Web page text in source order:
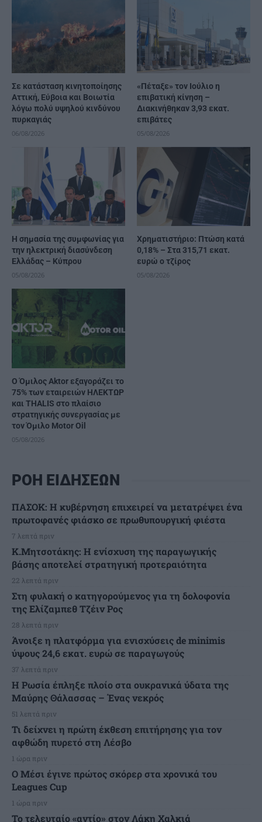
Σε κατάσταση κινητοποίησης
Αττική, Εύβοια και Βοιωτία
λόγω πολύ υψηλού κινδύνου
πυρκαγιάς
06/08/2026
«Πέταξε» τον Ιούλιο η
επιβατική κίνηση –
Διακινήθηκαν 3,93 εκατ.
επιβάτες
05/08/2026
H σημασία της συμφωνίας για
την ηλεκτρική διασύνδεση
Ελλάδας – Κύπρου
05/08/2026
Χρηματιστήριο: Πτώση κατά
0,18% – Στα 315,71 εκατ.
ευρώ ο τζίρος
05/08/2026
Ο Όμιλος Aktor εξαγοράζει το
75% των εταιρειών ΗΛΕΚΤΩΡ
και THALIS στο πλαίσιο
στρατηγικής συνεργασίας με
τον Όμιλο Motor Oil
05/08/2026
ΡΟΗ ΕΙΔΗΣΕΩΝ
ΠΑΣΟΚ: Η κυβέρνηση επιχειρεί να μετατρέψει ένα
πρωτοφανές φιάσκο σε πρωθυπουργική φιέστα
7 λεπτά πριν
Κ.Μητσοτάκης: Η ενίσχυση της παραγωγικής
βάσης αποτελεί στρατηγική προτεραιότητα
22 λεπτά πριν
Στη φυλακή ο κατηγορούμενος για τη δολοφονία
της Ελίζαμπεθ Τζέιν Ρος
28 λεπτά πριν
Άνοιξε η πλατφόρμα για ενισχύσεις de minimis
ύψους 24,6 εκατ. ευρώ σε παραγωγούς
37 λεπτά πριν
Η Ρωσία έπληξε πλοίο στα ουκρανικά ύδατα της
Μαύρης Θάλασσας – Ένας νεκρός
51 λεπτά πριν
Τι δείχνει η πρώτη έκθεση επιτήρησης για τον
αφθώδη πυρετό στη Λέσβο
1 ώρα πριν
Ο Μέσι έγινε πρώτος σκόρερ στα χρονικά του
Leagues Cup
1 ώρα πριν
Το τελευταίο «αντίο» στον Λάκη Χαλκιά